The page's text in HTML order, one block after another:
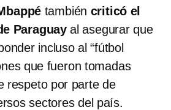
también criticó el
Paraguay al asegurar que
incluso al “fútbol
que fueron tomadas
respeto por parte de
sectores del país.